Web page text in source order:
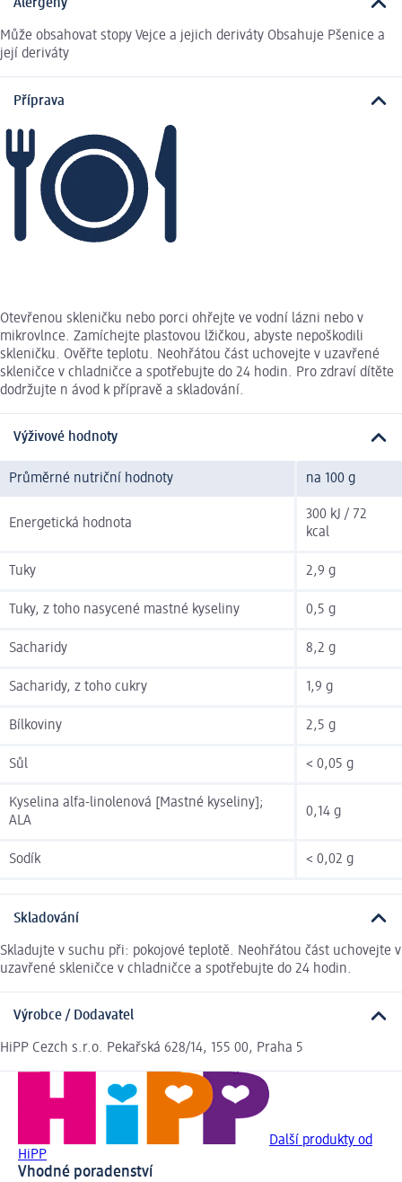
Alergeny
Může obsahovat stopy Vejce a jejich deriváty Obsahuje Pšenice a
její deriváty
Příprava
Otevřenou skleničku nebo porci ohřejte ve vodní lázni nebo v
mikrovlnce. Zamíchejte plastovou lžičkou, abyste nepoškodili
skleničku. Ověřte teplotu. Neohřátou část uchovejte v uzavřené
skleničce v chladničce a spotřebujte do 24 hodin. Pro zdraví dítěte
dodržujte n ávod k přípravě a skladování.
Výživové hodnoty
Průměrné nutriční hodnoty na 100 g
Energetická hodnota
300 kJ / 72
kcal
Tuky 2,9 g
Tuky, z toho nasycené mastné kyseliny 0,5 g
Sacharidy 8,2 g
Sacharidy, z toho cukry 1,9 g
Bílkoviny 2,5 g
Sůl < 0,05 g
Kyselina alfa-linolenová [Mastné kyseliny];
ALA
0,14 g
Sodík < 0,02 g
Skladování
Skladujte v suchu při: pokojové teplotě. Neohřátou část uchovejte v
uzavřené skleničce v chladničce a spotřebujte do 24 hodin.
Výrobce / Dodavatel
HiPP Cezch s.r.o. Pekařská 628/14, 155 00, Praha 5
Další produkty od
HiPP
Vhodné poradenství